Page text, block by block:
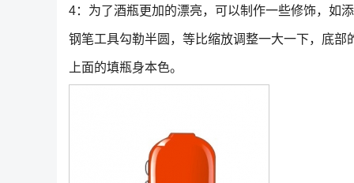
4：为了酒瓶更加的漂亮，可以制作一些修饰，如添
钢笔工具勾勒半圆，等比缩放调整一大一下，底部
上面的填瓶身本色。